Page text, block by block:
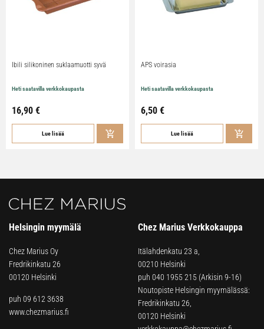
Ibili silikoninen suklaamuotti syvä
Heti saatavilla verkkokaupasta
16,90 €
Lue lisää
APS voirasia
Heti saatavilla verkkokaupasta
6,50 €
Lue lisää
Helsingin myymälä
Chez Marius Oy
Fredrikinkatu 26
00120 Helsinki
puh 09 612 3638
www.chezmarius.fi
Chez Marius Verkkokauppa
Itälahdenkatu 23 a,
00210 Helsinki
puh 040 1955 215 (Arkisin 9-16)
Noutopiste Helsingin myymälässä:
Fredrikinkatu 26,
00120 Helsinki